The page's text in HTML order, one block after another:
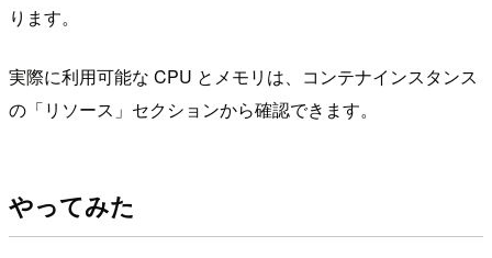
ります。
実際に利用可能な CPU とメモリは、コンテナインスタンス
の「リソース」セクションから確認できます。
やってみた